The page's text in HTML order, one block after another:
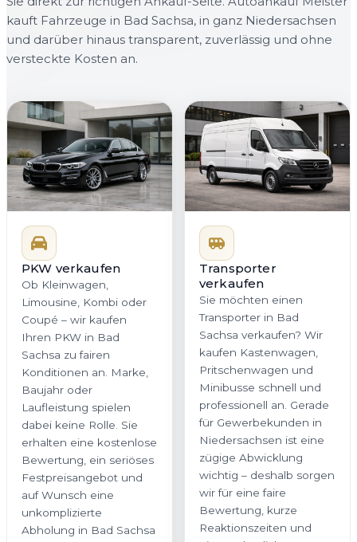
kauft Fahrzeuge in Bad Sachsa, in ganz Niedersachsen
und darüber hinaus transparent, zuverlässig und ohne
versteckte Kosten an.
PKW verkaufen
Ob Kleinwagen,
Limousine, Kombi oder
Coupé – wir kaufen
Ihren PKW in Bad
Sachsa zu fairen
Konditionen an. Marke,
Baujahr oder
Laufleistung spielen
dabei keine Rolle. Sie
erhalten eine kostenlose
Bewertung, ein seriöses
Festpreisangebot und
auf Wunsch eine
unkomplizierte
Abholung in Bad Sachsa
Transporter
verkaufen
Sie möchten einen
Transporter in Bad
Sachsa verkaufen? Wir
kaufen Kastenwagen,
Pritschenwagen und
Minibusse schnell und
professionell an. Gerade
für Gewerbekunden in
Niedersachsen ist eine
zügige Abwicklung
wichtig – deshalb sorgen
wir für eine faire
Bewertung, kurze
Reaktionszeiten und